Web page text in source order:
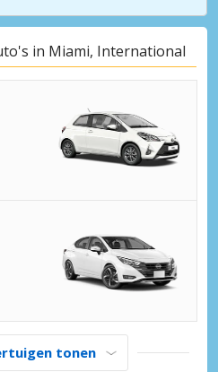
in Miami, International
tonen